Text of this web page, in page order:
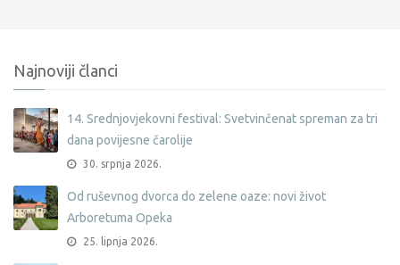
Najnoviji članci
14. Srednjovjekovni festival: Svetvinčenat spreman za tri
dana povijesne čarolije
30. srpnja 2026.
Od ruševnog dvorca do zelene oaze: novi život
Arboretuma Opeka
25. lipnja 2026.